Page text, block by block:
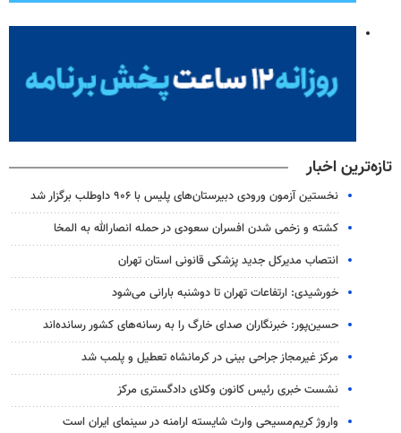
تازه‌ترین اخبار
نخستین آزمون ورودی دبیرستان‌های پلیس با ۹۰۶ داوطلب برگزار شد
کشته و زخمی شدن افسران سعودی در حمله انصارالله به المخا
انتصاب مدیرکل جدید پزشکی قانونی استان تهران
خورشیدی: ارتفاعات تهران تا دوشنبه بارانی می‌شود
حسین‌پور: خبرنگاران صدای خارگ را به رسانه‌های کشور رسانده‌اند
مرکز غیرمجاز جراحی بینی در کرمانشاه تعطیل و پلمب شد
نشست خبری رئیس کانون وکلای دادگستری مرکز
واروژ کریم‌مسیحی وارث شایسته ارامنه در سینمای ایران است